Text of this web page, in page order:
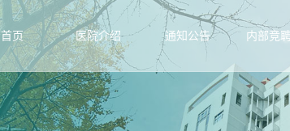
首页 医院介绍 通知公告 内部竞聘